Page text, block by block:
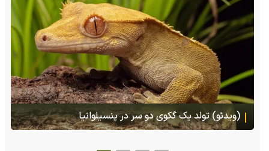
(ویدئو) تصاویر شگفت‌انگیز از مارمولک گلو بادبزنی که
هنگام خطر یک مایع چسبناک از بدنش پرتاب می‌کند